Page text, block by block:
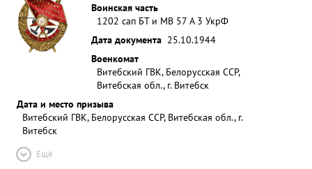
Воинская часть
1202 сап БТ и МВ 57 А 3 УкрФ
Дата документа 25.10.1944
Военкомат
Витебский ГВК, Белорусская ССР,
Витебская обл., г. Витебск
Дата и место призыва
Витебский ГВК, Белорусская ССР, Витебская обл., г.
Витебск
Ещё